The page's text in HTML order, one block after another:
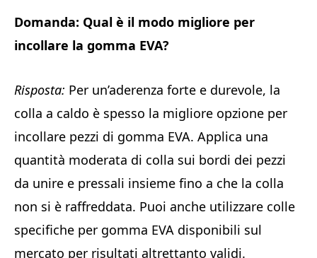
Domanda: Qual è il modo migliore per
incollare la gomma EVA?
Risposta: Per un’aderenza forte e durevole, la
colla a caldo è spesso la migliore opzione per
incollare pezzi di gomma EVA. Applica una
quantità moderata di colla sui bordi dei pezzi
da unire e pressali insieme fino a che la colla
non si è raffreddata. Puoi anche utilizzare colle
specifiche per gomma EVA disponibili sul
mercato per risultati altrettanto validi.